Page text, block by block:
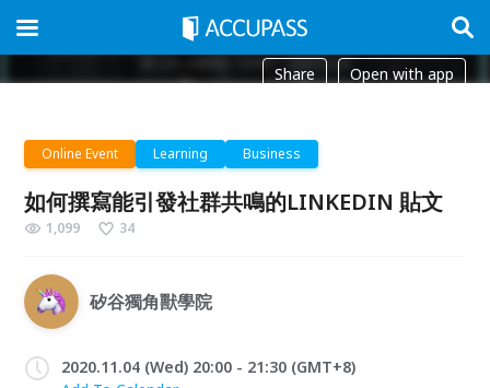
Share Open with app
Online Event Learning Business
如何撰寫能引發社群共鳴的LINKEDIN 貼文
1,099 34
矽谷獨角獸學院
2020.11.04 (Wed) 20:00 - 21:30 (GMT+8)